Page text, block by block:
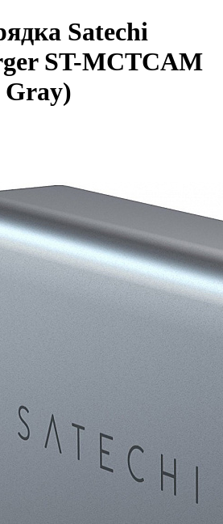
Satechi
ST-MCTCAM
Gray)